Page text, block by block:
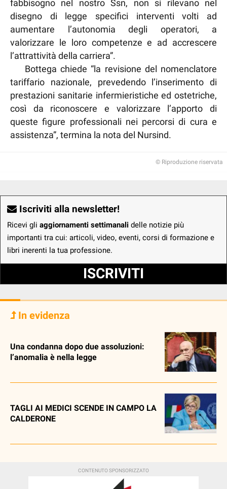
fabbisogno nel nostro Ssn, non si rilevano nel
disegno di legge specifici interventi volti ad
aumentare l’autonomia degli operatori, a
valorizzare le loro competenze e ad accrescere
l’attrattività della carriera”.
Bottega chiede “la revisione del nomenclatore
tariffario nazionale, prevedendo l’inserimento di
prestazioni sanitarie infermieristiche ed ostetriche,
così da riconoscere e valorizzare l’apporto di
queste figure professionali nei percorsi di cura e
assistenza”, termina la nota del Nursind.
© Riproduzione riservata
Iscriviti alla newsletter!
Ricevi gli aggiornamenti settimanali delle notizie più
importanti tra cui: articoli, video, eventi, corsi di formazione e
libri inerenti la tua professione.
ISCRIVITI
In evidenza
Una condanna dopo due assoluzioni:
l’anomalia è nella legge
TAGLI AI MEDICI SCENDE IN CAMPO LA
CALDERONE